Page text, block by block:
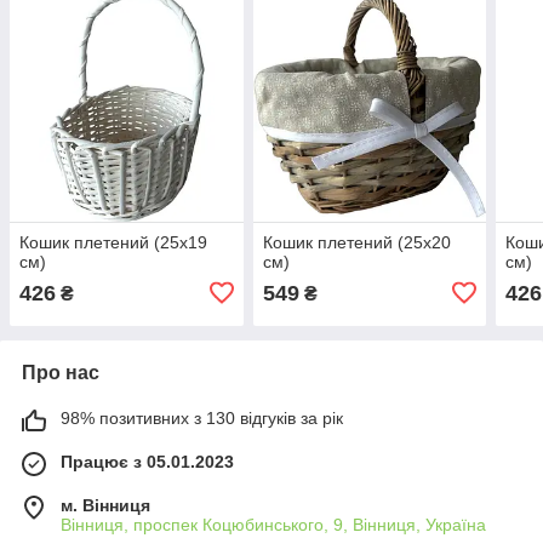
Кошик плетений (25х19
см)
426 ₴
Кошик плетений (25х20
см)
549₴
см)
426
Про нас
98% позитивних з 130 відгуків за рік
Працює з 05.01.2023
м. Вінниця
Вінниця, проспек Коцюбинського, 9, Вінниця, Україна